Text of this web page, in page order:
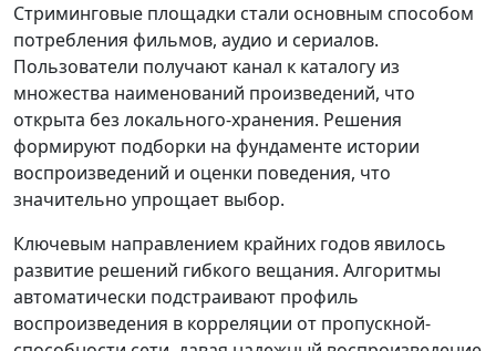
Стриминговые площадки стали основным способом
потребления фильмов, аудио и сериалов.
Пользователи получают канал к каталогу из
множества наименований произведений, что
открыта без локального-хранения. Решения
формируют подборки на фундаменте истории
воспроизведений и оценки поведения, что
значительно упрощает выбор.
Ключевым направлением крайних годов явилось
развитие решений гибкого вещания. Алгоритмы
автоматически подстраивают профиль
воспроизведения в корреляции от пропускной-